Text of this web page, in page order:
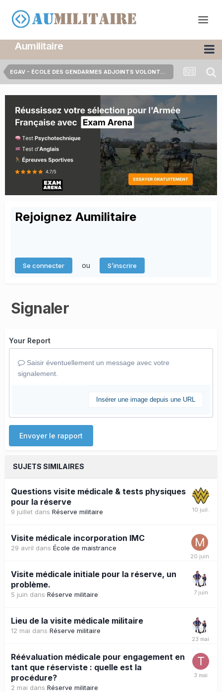
Aumilitaire
EGAV - ÉCOLE DES GENDARMES ADJOINTS VOLONTAIRES
Rejoignez Aumilitaire
Se connecter ou S’inscrire
Signaler
Your Report
Saisir éventuellement un message avec votre
signalement.
Insérer une image depuis une URL
Envoyer le rapport
SUJETS SIMILAIRES
Questions visite médicale & tests physiques
pour la réserve
9 juillet dans Réserve militaire
Visite médicale incorporation IMC
29 avril dans École de maistrance
Visite médicale initiale pour la réserve, un
problème.
5 juin dans Réserve militaire
Lieu de la visite médicale militaire
12 mai dans Réserve militaire
Réévaluation médicale pour engagement en
tant que réserviste : quelle est la
procédure?
2 mai dans Réserve militaire